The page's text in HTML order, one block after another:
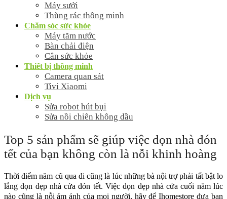
Máy sưởi
Thùng rác thông minh
Chăm sóc sức khỏe
Máy tăm nước
Bàn chải điện
Cân sức khỏe
Thiết bị thông minh
Camera quan sát
Tivi Xiaomi
Dịch vụ
Sửa robot hút bụi
Sửa nồi chiên không dầu
Top 5 sản phẩm sẽ giúp việc dọn nhà đón
tết của bạn không còn là nỗi khinh hoàng
Thời điểm năm cũ qua đi cũng là lúc những bà nội trợ phải tất bật lo
lắng dọn dẹp nhà cửa đón tết. Việc dọn dẹp nhà cửa cuối năm lúc
nào cũng là nỗi ám ảnh của mọi người, hãy để Ihomestore đưa bạn